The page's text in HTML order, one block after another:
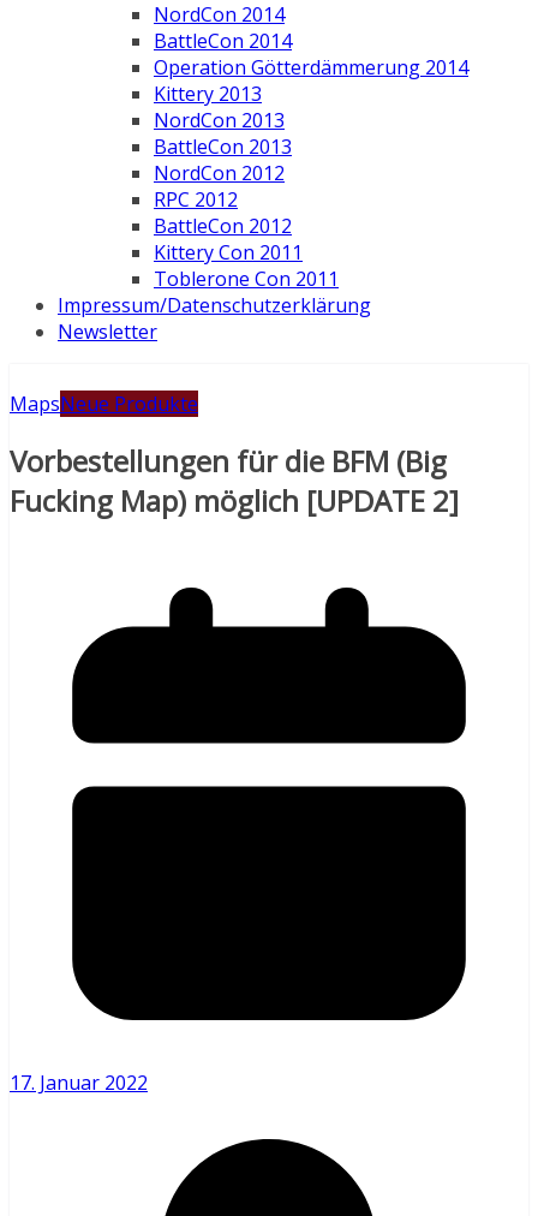
NordCon 2014
BattleCon 2014
Operation Götterdämmerung 2014
Kittery 2013
NordCon 2013
BattleCon 2013
NordCon 2012
RPC 2012
BattleCon 2012
Kittery Con 2011
Toblerone Con 2011
Impressum/Datenschutzerklärung
Newsletter
MapsNeue Produkte
Vorbestellungen für die BFM (Big
Fucking Map) möglich [UPDATE 2]
17. Januar 2022